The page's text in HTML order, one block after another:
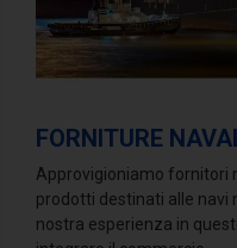
FORNITURE
Approvigioniamo fornitori
prodotti destinati alle navi
nostra esperienza in